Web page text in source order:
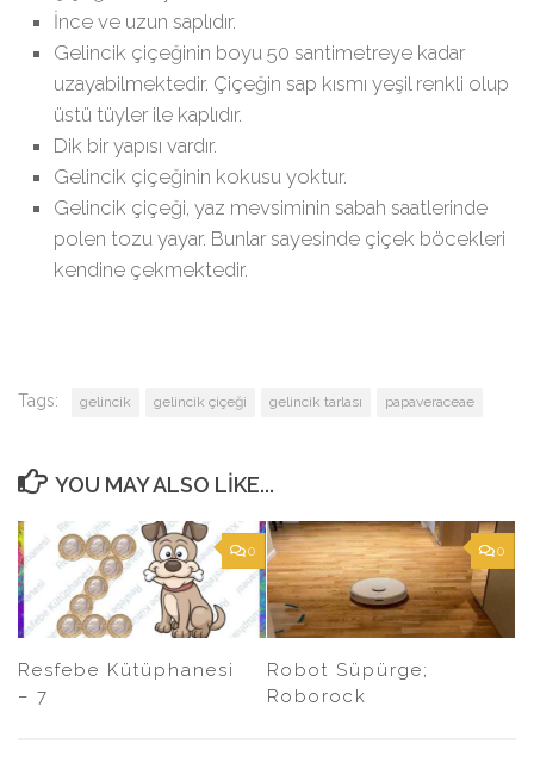
İnce ve uzun saplıdır.
Gelincik çiçeğinin boyu 50 santimetreye kadar
uzayabilmektedir. Çiçeğin sap kısmı yeşil renkli olup
üstü tüyler ile kaplıdır.
Dik bir yapısı vardır.
Gelincik çiçeğinin kokusu yoktur.
Gelincik çiçeği, yaz mevsiminin sabah saatlerinde
polen tozu yayar. Bunlar sayesinde çiçek böcekleri
kendine çekmektedir.
Tags: gelincik gelincik çiçeği gelincik tarlası papaveraceae
YOU MAY ALSO LIKE...
0
Resfebe Kütüphanesi
– 7
0
Robot Süpürge;
Roborock